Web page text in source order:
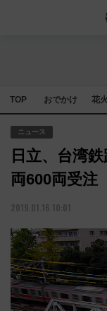
TOP おでかけ 花火
ニュース
日立、台湾
両600両受注
2019.01.16 10:01